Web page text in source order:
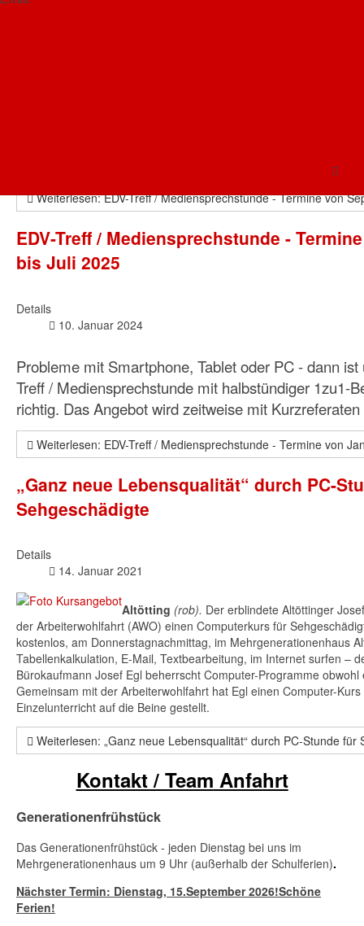
Angebot wird zeitweise mit Kurzreferaten ergänzt.
Weiterlesen: EDV-Treff / Mediensprechstunde - Termine von
EDV-Treff / Mediensprechstunde -
bis Juli 2025
Details
10. Januar 2024
Probleme mit Smartphone, Tablet oder PC - dann ist
Treff / Mediensprechstunde mit halbstündiger 1zu1-
richtig. Das Angebot wird zeitweise mit
Weiterlesen: EDV-Treff / Mediensprechstunde - Termine von
„Ganz neue Lebensqualität“ durch PC-
Sehgeschädigte
Details
14. Januar 2021
Altötting (rob). Der erblindete Altöttinger
der Arbeiterwohlfahrt (AWO) einen Computerkurs für
kostenlos, am Donnerstagnachmittag, im Mehrgenerationenhaus
Tabellenkalkulation, E-Mail, Textbearbeitung, im Internet surfen –
Bürokaufmann Josef Egl beherrscht Computer-Programme obwohl
Gemeinsam mit der Arbeiterwohlfahrt hat Egl einen Computer-Kurs
Einzelunterricht auf die Beine gestellt.
Weiterlesen: „Ganz neue Lebensqualität“ durch PC-Stunde für
Kontakt / Team Anfahrt
Generationenfrühstück
Das Generationenfrühstück - jeden Dienstag bei uns im
Mehrgenerationenhaus um 9 Uhr (außerhalb der Schulferien).
Nächster Termin: Dienstag, 15.September 2026!Schöne
Ferien!